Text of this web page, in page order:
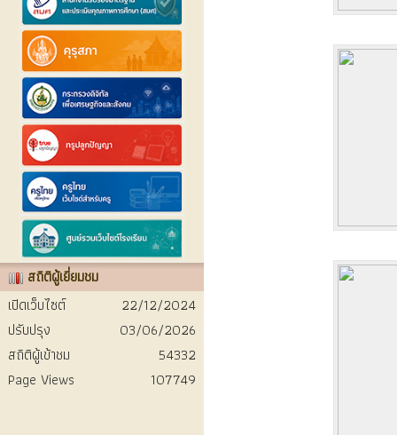
สถิติผู้เยี่ยมชม
เปิดเว็บไซต์
22/12/2024
ปรับปรุง
03/06/2026
สถิติผู้เข้าชม
54332
Page Views
107749